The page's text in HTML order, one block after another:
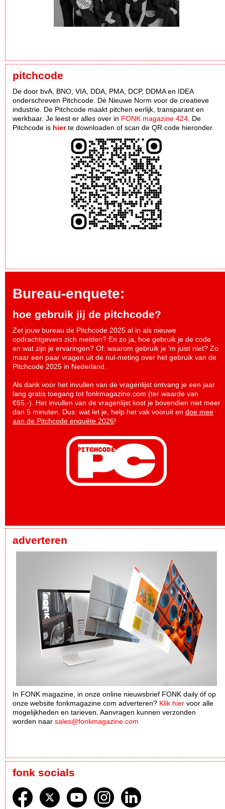
pitchcode
De door bvA, BNO, VIA, DDA, PMA, DCP, DDMA en IDEA
onderschreven Pitchcode. Dè Nieuwe Norm voor de creatieve
industrie. De Pitchcode maakt pitchen eerlijk, transparant en
werkbaar. Je leest er alles over in FONK magazine 424. De
Pitchcode is hierte downloaden of scan de QR code hieronder.
Bureau-enquete:
hoe gebruik jij de pitchcode?
Zet jouw bureau de Pitchcode 2025 al in als nieuwe
opdrachtgevers zich melden? En zo ja, hoe gebruik je de code
en wat zijn je ervaringen? Of: waarom gebruik je ‘m juist niet? Zo
maar een paar vragen uit de nul-meting over het gebruik van de
Pitchcode 2025 in Nederland.
Als dank voor het invullen van de vragenlijst ontvang je een jaar
lang gratis toegang tot fonkmagazine.com (ter waarde van
€65,-). Het invullen van de vragenlijst kost je bovendien niet meer
dan 5 minuten. Dus: wat let je, help het vak vooruit en doe mee
aan de Pitchcode enquête 2026!
adverteren
In FONK magazine, in onze online nieuwsbrief FONK daily óf op
onze website fonkmagazine.com adverteren? Klik hier voor alle
mogelijkheden en tarieven. Aanvragen kunnen verzonden
worden naar sales@fonkmagazine.com
fonk socials